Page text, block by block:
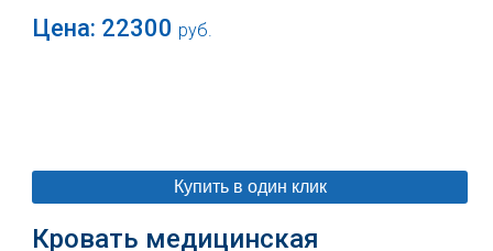
Цена: 22300 руб.
Купить в один клик
Кровать медицинская